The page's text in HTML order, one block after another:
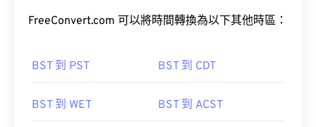
FreeConvert.com 可以將時間轉換為以下其他時區：
BST 到 PST BST 到 CDT
BST 到 WET BST 到 ACST